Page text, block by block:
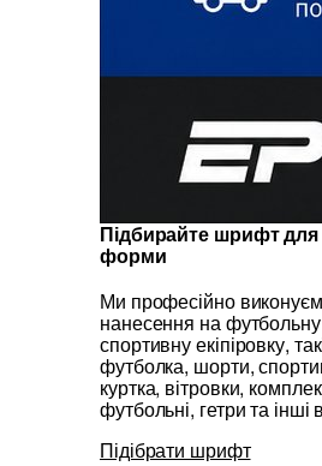
Підбирайте шрифт для
форми
Ми професійно
нанесення на
спортивну екіпіровку,
футболка, шорти,
куртка, вітровки,
футбольні, гетри та інші
Підібрати шрифт